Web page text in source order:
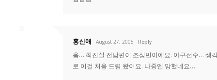
홍신애 · August 27, 2005 Reply
음… 최진실 전남편이 조성민이에요. 야구선수… 생
로 이걸 처음 드령 왔어요. 나중엔 망했네요…